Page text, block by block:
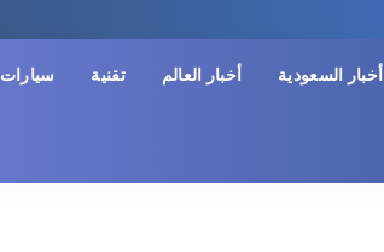
أخبار السعودية أخبار العالم تقنية سيارات